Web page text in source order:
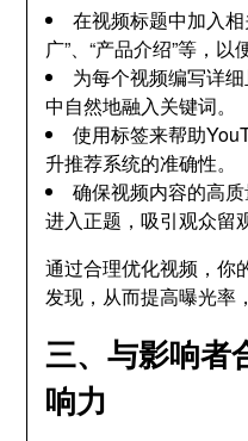
在视频标题中加入
广”、“产品介绍”等，以
为每个视频编写详
中自然地融入关键词。
使用标签来帮助
升推荐系统的准确性。
确保视频内容的高
进入正题，吸引观众留
通过合理优化视频，你
发现，从而提高曝光率
三、与影响者
响力